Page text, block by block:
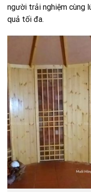
người trải nghiệm cùng
quả tối đa.